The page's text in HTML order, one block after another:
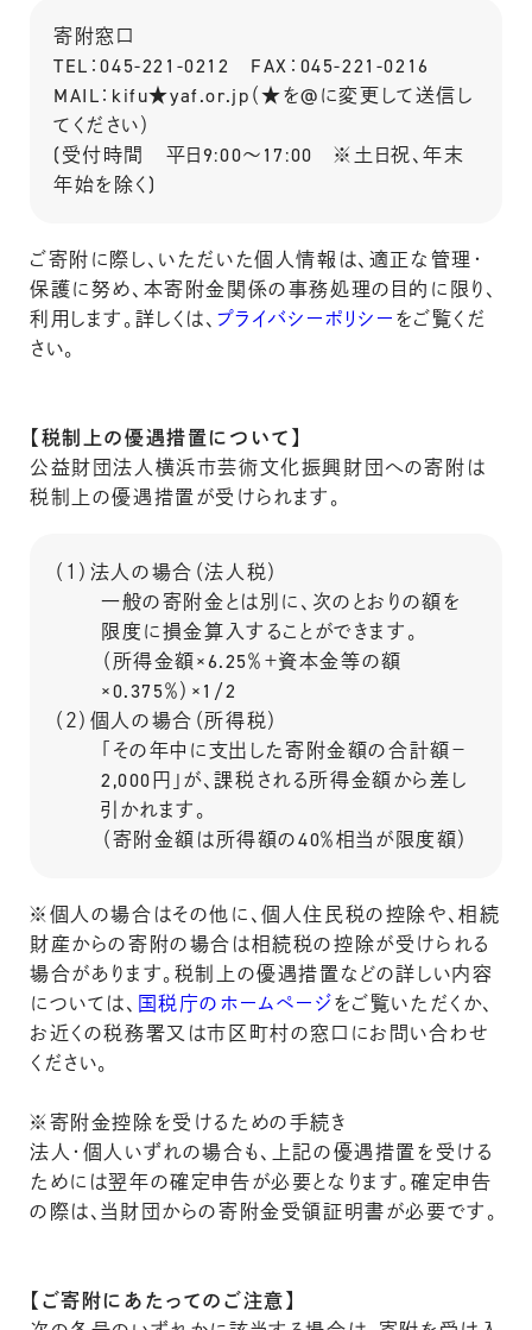
寄附窓口
TEL：045-221-0212 FAX：045-221-0216
MAIL：kifu★yaf.or.jp（★を@に変更して送信し
てください）
(受付時間 平日9:00～17:00 ※土日祝、年末
年始を除く)
ご寄附に際し、いただいた個人情報は、適正な管理・
保護に努め、本寄附金関係の事務処理の目的に限り、
利用します。詳しくは、 プライバシーポリシーをご覧くだ
さい。
【税制上の優遇措置について】
公益財団法人横浜市芸術文化振興財団への寄附は
税制上の優遇措置が受けられます。
（１）法人の場合（法人税）
一般の寄附金とは別に、次のとおりの額を
限度に損金算入することができます。
（所得金額×6.25％＋資本金等の額
×0.375％）×1/2
（２）個人の場合（所得税）
「その年中に支出した寄附金額の合計額－
2,000円」が、課税される所得金額から差し
引かれます。
（寄附金額は所得額の40％相当が限度額）
※個人の場合はその他に、個人住民税の控除や、相続
財産からの寄附の場合は相続税の控除が受けられる
場合があります。税制上の優遇措置などの詳しい内容
については、 国税庁のホームページをご覧いただくか、
お近くの税務署又は市区町村の窓口にお問い合わせ
ください。
※寄附金控除を受けるための手続き
法人・個人いずれの場合も、上記の優遇措置を受ける
ためには翌年の確定申告が必要となります。確定申告
の際は、当財団からの寄附金受領証明書が必要です。
【ご寄附にあたってのご注意】